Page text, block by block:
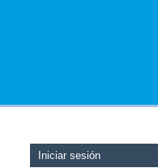
Iniciar sesión